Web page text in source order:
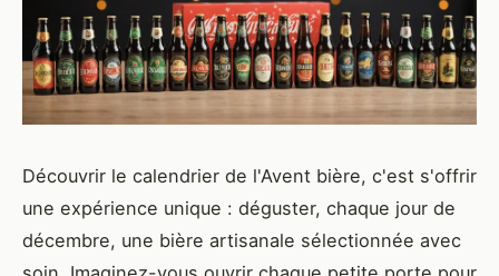
Découvrir le calendrier de l'Avent bière, c'est s'offrir
une expérience unique : déguster, chaque jour de
décembre, une bière artisanale sélectionnée avec